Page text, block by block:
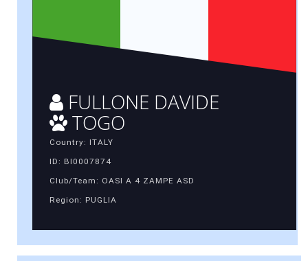
FULLONE DAVIDE
TOGO
Country: ITALY
ID: BI0007874
Club/Team: OASI A 4 ZAMPE ASD
Region: PUGLIA